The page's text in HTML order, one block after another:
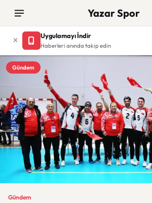
Yazar Spor
Uygulamayı İndir
Haberleri anında takip edin
Gündem
Gündem